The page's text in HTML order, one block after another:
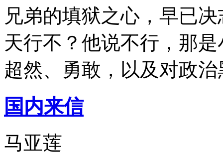
兄弟的填狱之心，早已
天行不？他说不行，那
超然、勇敢，以及对政
国内来信
马亚莲